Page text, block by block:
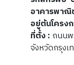
อาคารพาณิ
อยู่ต้นโครง
ที่ตั้ง : ถนนพ
จังหวัดกรุง